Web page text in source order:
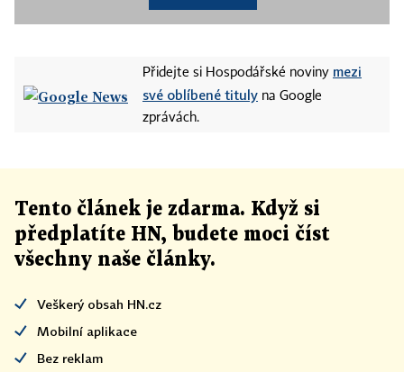
Přidejte si Hospodářské noviny mezi
své oblíbené tituly na Google
zprávách.
Tento článek je zdarma. Když si
předplatíte HN, budete moci číst
všechny naše články.
Veškerý obsah HN.cz
Mobilní aplikace
Bez reklam